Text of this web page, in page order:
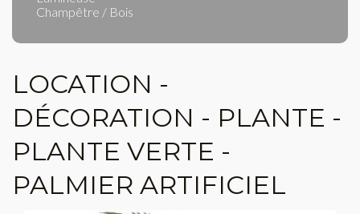
Champêtre / Bois
LOCATION -
DÉCORATION - PLANTE -
PLANTE VERTE -
PALMIER ARTIFICIEL